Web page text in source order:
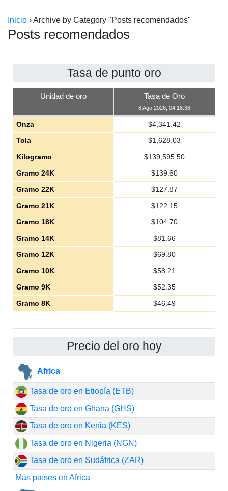
Inicio ›Archive by Category "Posts recomendados"
Posts recomendados
Tasa de punto oro
Unidad de oro Tasa de Oro
8 Ago 2026, 04:18:36
Onza $4,341.42
Tola
$1,628.03
Kilogramo
$139,595.50
Gramo 24K
$139.60
Gramo 22K
$127.87
Gramo 21K
$122.15
Gramo 18K
$104.70
Gramo 14K
$81.66
Gramo 12K
$69.80
Gramo 10K
$58.21
Gramo 9K
$52.35
Gramo 8K
$46.49
Precio del oro hoy
Africa
Tasa de oro en Etiopía (ETB)
Tasa de oro en Ghana (GHS)
Tasa de oro en Kenia (KES)
Tasa de oro en Nigeria (NGN)
Tasa de oro en Sudáfrica (ZAR)
Más países en Africa